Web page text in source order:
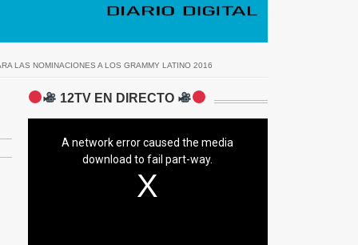
LAS NOMINACIONES A LOS GRAMMY LATINO 2016
12TV EN DIRECTO
A network error caused the media
download to fail part-way.